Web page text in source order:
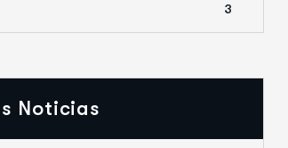
3
Noticias